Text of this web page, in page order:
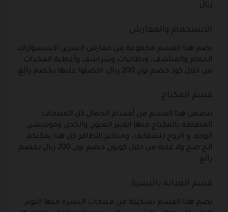
ريال.
الاستحمام والمفارش
يضم هذا القسم مجموعة من مفارش السرير، اكسسوارات
الحمام والمناشف، وبطانيات وشراشف وأغطية المخدات،
من خلال كود خصم نون 200 ريال، احصلوا عليها بخصم رائع.
قسم المكياج
يتضمن هذا القسم من أقسام الجمال كل المنتجات
المتعلقة بالمكياج منها ايلاينر العيون والكحل وفونديشن
الوجه، و الروج للشفايف، ومناكير الأظافر كل هذا يمكنكم
الح صح ولا عليه من خلال كوبون خصم نون 200 ريال بخصم
رائع.
قسم العناية بالبشرة
يضم هذا القسم تشكيلة من منتجات البشرة منها التونر،